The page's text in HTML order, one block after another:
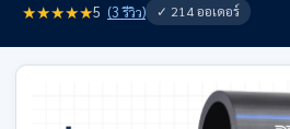
★★★★★5 (3 รีวิว) ✓ 214 ออเดอร์